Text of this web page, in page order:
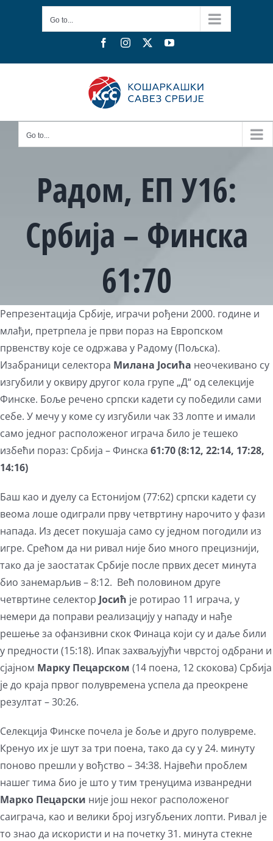
Go to...
FacebookInstagram YouTube
Go to...
Радом, ЕП У16:
Србија – Финска
61:70
View
Larger
Image
Репрезентација Србије, играчи рођени 2000. године и
млађи, претрпела је први пораз на Европском
првенству које се одржава у Радому (Пољска).
Изабраници селектора Милана Јосића неочекивано су
изгубили у оквиру другог кола групе „Д“ од селекције
Финске. Боље речено српски кадети су победили сами
себе. У мечу у коме су изгубили чак 33 лопте и имали
само једног расположеног играча било је тешеко
избећи пораз: Србија – Финска 61:70 (8:12, 22:14, 17:28,
14:16)
Баш као и дуелу са Естонијом (77:62) српски кадети су
веома лоше одиграли прву четвртину нарочито у фази
напада. Из десет покушаја само су једном погодили из
игре. Срећом да ни ривал није био много прецизнији,
тако да је заостатак Србије после првих десет минута
био занемарљив – 8:12. Већ половином друге
четвртине селектор Јосић је ротирао 11 играча, у
немери да поправи реализацију у нападу и нађе
решење за офанзивни скок Финаца који су и даље били
у предности (15:18). Ипак захваљујући чврстој одбрани и
сјајном Марку Пецарском (14 поена, 12 скокова) Србија
је до краја првог полувремена успела да преокрене
резултат – 30:26.
Селекција Финске почела је боље и друго полувреме.
Кренуо их је шут за три поена, тако да су у 24. минуту
поново прешли у вођство – 34:38. Највећи проблем
нашег тима био је што у тим тренуцима изванредни
Марко Пецарски није још неког расположеног
саиграча, као и велики број изгубљених лопти. Ривал је
то знао да искористи и на почетку 31. минута стекне